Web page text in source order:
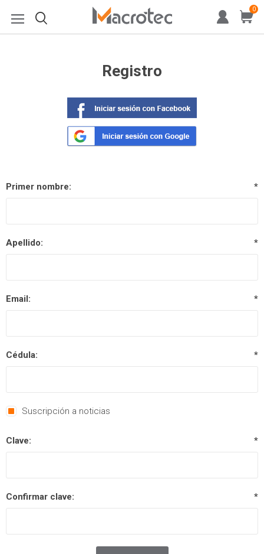
0
Registro
Primer nombre: *
Apellido: *
Email: *
Cédula: *
Suscripción a noticias
Clave: *
Confirmar clave: *